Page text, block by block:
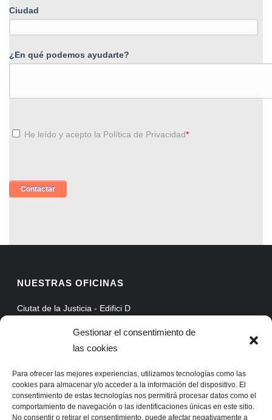
Gestionar el consentimiento de
las cookies
Para ofrecer las mejores experiencias, utilizamos tecnologías como las
cookies para almacenar y/o acceder a la información del dispositivo. El
consentimiento de estas tecnologías nos permitirá procesar datos como el
comportamiento de navegación o las identificaciones únicas en este sitio.
No consentir o retirar el consentimiento, puede afectar negativamente a
Ciudad
¿En qué podemos ayudarte?
He leído y acepto la Política de Privacidad*
NUESTRAS OFICINAS
Ciutat de la Justicia - Edifici D
Extranet
ProAssist
SSLVPN